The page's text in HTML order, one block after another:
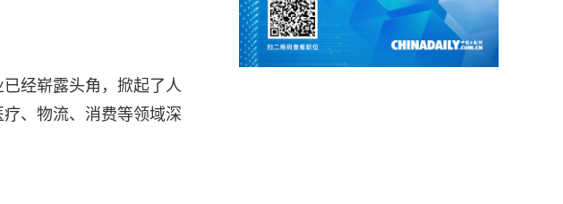
经崭露头角，掀起了人
、物流、消费等领域深